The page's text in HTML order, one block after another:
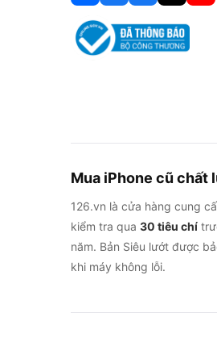
Mua iPhone cũ chất
126.vn là cửa hàng cung
kiểm tra qua 30 tiêu chí
năm. Bản Siêu lướt được
khi máy không lỗi.